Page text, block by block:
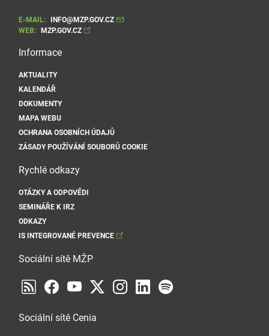
E-MAIL:
INFO@MZP.GOV.CZ
WEB:
MZP.GOV.CZ
Informace
AKTUALITY
KALENDÁŘ
DOKUMENTY
MAPA WEBU
OCHRANA OSOBNÍCH ÚDAJŮ
ZÁSADY POUŽÍVÁNÍ SOUBORŮ COOKIE
Rychlé odkazy
OTÁZKY A ODPOVĚDI
SEMINÁŘE K IRZ
ODKAZY
IS INTEGROVANÉ PREVENCE
Sociální sítě MŽP
Sociální sítě Cenia